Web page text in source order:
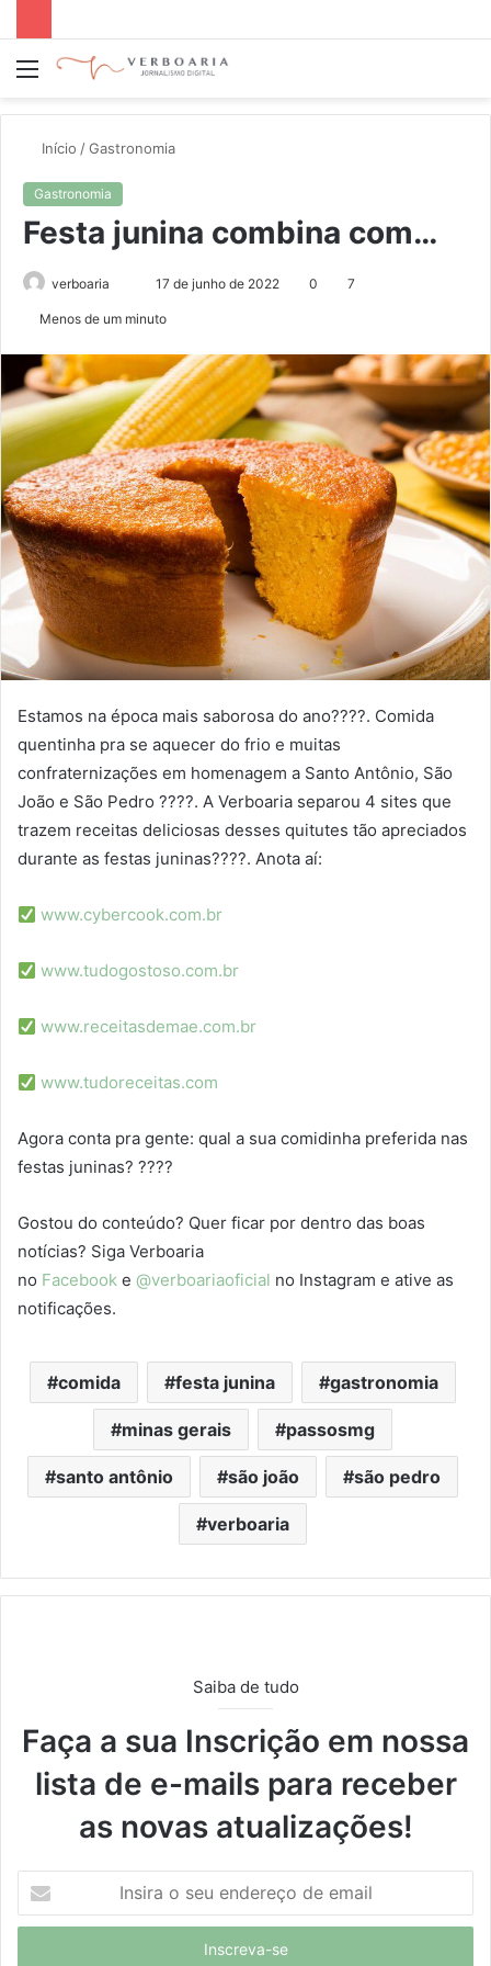
Menu
Início /Gastronomia
Gastronomia
Festa junina combina com…
verboaria
e
u
m
e
-
m
a
i
17 de junho de 2022 0 7
Menos de um minuto
Estamos na época mais saborosa do ano????. Comida
quentinha pra se aquecer do frio e muitas
confraternizações em homenagem a Santo Antônio, São
João e São Pedro ????. A Verboaria separou 4 sites que
trazem receitas deliciosas desses quitutes tão apreciados
durante as festas juninas????. Anota aí:
www.cybercook.com.br
www.tudogostoso.com.br
www.receitasdemae.com.br
www.tudoreceitas.com
Agora conta pra gente: qual a sua comidinha preferida nas
festas juninas? ????
Gostou do conteúdo? Quer ficar por dentro das boas
notícias? Siga Verboaria
no Facebook e @verboariaoficial no Instagram e ative as
notificações.
comida festa junina gastronomia
minas gerais passosmg
santo antônio são joão são pedro
verboaria
Saiba de tudo
Faça a sua Inscrição em nossa
lista de e-mails para receber
as novas atualizações!
s